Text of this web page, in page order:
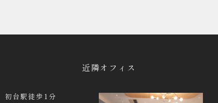
近隣オフィス
初台駅徒歩1分